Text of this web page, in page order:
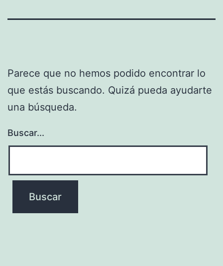
Parece que no hemos podido encontrar lo
que estás buscando. Quizá pueda ayudarte
una búsqueda.
Buscar...